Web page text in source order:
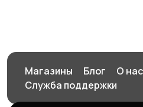
Магазины Блог
О нас
Служба поддержки